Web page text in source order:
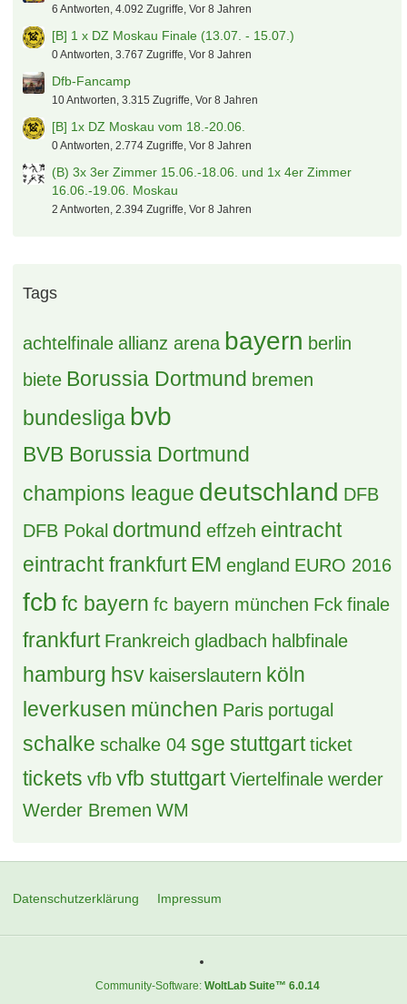
6 Antworten, 4.092 Zugriffe, Vor 8 Jahren
[B] 1 x DZ Moskau Finale (13.07. - 15.07.)
0 Antworten, 3.767 Zugriffe, Vor 8 Jahren
Dfb-Fancamp
10 Antworten, 3.315 Zugriffe, Vor 8 Jahren
[B] 1x DZ Moskau vom 18.-20.06.
0 Antworten, 2.774 Zugriffe, Vor 8 Jahren
(B) 3x 3er Zimmer 15.06.-18.06. und 1x 4er Zimmer
16.06.-19.06. Moskau
2 Antworten, 2.394 Zugriffe, Vor 8 Jahren
Tags
achtelfinale allianz arena bayern berlin
biete Borussia Dortmund bremen
bundesliga bvb
BVB Borussia Dortmund
champions league deutschland DFB
DFB Pokal dortmund effzeh eintracht
eintracht frankfurt EM england EURO 2016
fcb fc bayern fc bayern münchen Fck finale
frankfurt Frankreich gladbach halbfinale
hamburg hsv kaiserslautern köln
leverkusen münchen Paris portugal
schalke schalke 04 sge stuttgart ticket
tickets vfb vfb stuttgart Viertelfinale werder
Werder Bremen WM
Datenschutzerklärung Impressum
Community-Software: WoltLab Suite™ 6.0.14